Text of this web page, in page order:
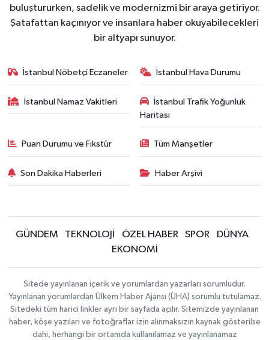
buluştururken, sadelik ve modernizmi bir araya getiriyor.
Şatafattan kaçınıyor ve insanlara haber okuyabilecekleri
bir altyapı sunuyor.
İstanbul Nöbetçi Eczaneler İstanbul Hava Durumu
İstanbul Namaz Vakitleri
İstanbul Trafik Yoğunluk
Haritası
Puan Durumu ve Fikstür Tüm Manşetler
Son Dakika Haberleri Haber Arşivi
GÜNDEM TEKNOLOJİ ÖZEL HABER SPOR
DÜNYA
EKONOMİ
Sitede yayınlanan içerik ve yorumlardan yazarları sorumludur.
Yayınlanan yorumlardan Ülkem Haber Ajansı (ÜHA) sorumlu tutulamaz.
Sitedeki tüm harici linkler ayrı bir sayfada açılır. Sitemizde yayınlanan
haber, köşe yazıları ve fotoğraflar izin alınmaksızın kaynak gösterilse
dahi, herhangi bir ortamda kullanılamaz ve yayınlanamaz